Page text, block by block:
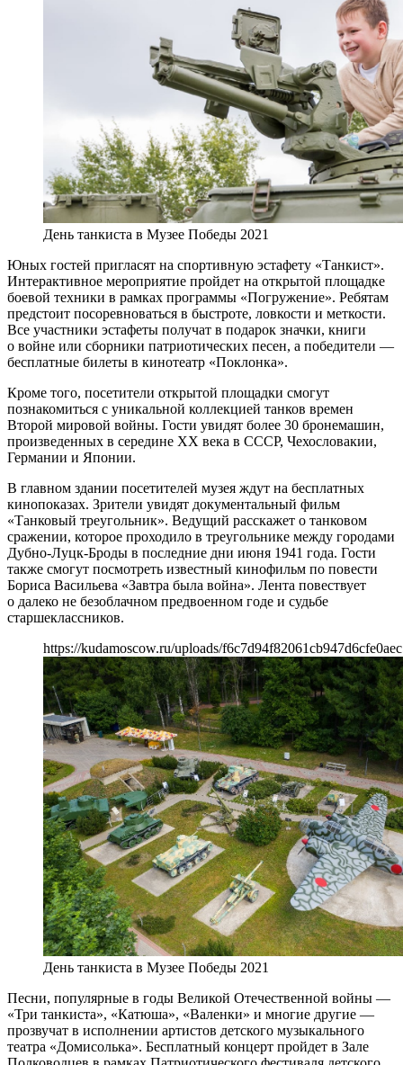
День танкиста в Музее Победы 2021
Юных гостей пригласят на спортивную эстафету «Танкист».
Интерактивное мероприятие пройдет на открытой площадке
боевой техники в рамках программы «Погружение». Ребятам
предстоит посоревноваться в быстроте, ловкости и меткости.
Все участники эстафеты получат в подарок значки, книги
о войне или сборники патриотических песен, а победители —
бесплатные билеты в кинотеатр «Поклонка».
Кроме того, посетители открытой площадки смогут
познакомиться с уникальной коллекцией танков времен
Второй мировой войны. Гости увидят более 30 бронемашин,
произведенных в середине ХХ века в СССР, Чехословакии,
Германии и Японии.
В главном здании посетителей музея ждут на бесплатных
кинопоказах. Зрители увидят документальный фильм
«Танковый треугольник». Ведущий расскажет о танковом
сражении, которое проходило в треугольнике между городами
Дубно-Луцк-Броды в последние дни июня 1941 года. Гости
также смогут посмотреть известный кинофильм по повести
Бориса Васильева «Завтра была война». Лента повествует
о далеко не безоблачном предвоенном годе и судьбе
старшеклассников.
https://kudamoscow.ru/uploads/
День танкиста в Музее Победы 2021
Песни, популярные в годы Великой Отечественной войны —
«Три танкиста», «Катюша», «Валенки» и многие другие —
прозвучат в исполнении артистов детского музыкального
театра «Домисолька». Бесплатный концерт пройдет в Зале